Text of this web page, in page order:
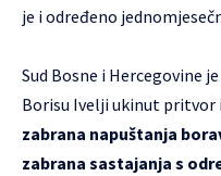
je i određeno
Sud Bosne i Hercegovine
Borisu Ivelji ukinut pritvor
zabrana napuštanja
zabrana sastajanja s